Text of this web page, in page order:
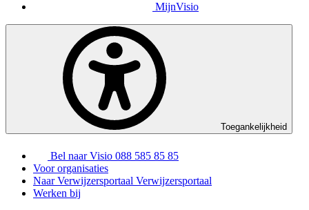
MijnVisio
Toegankelijkheid
Bel naar Visio 088 585 85 85
Voor organisaties
Naar Verwijzersportaal Verwijzersportaal
Werken bij